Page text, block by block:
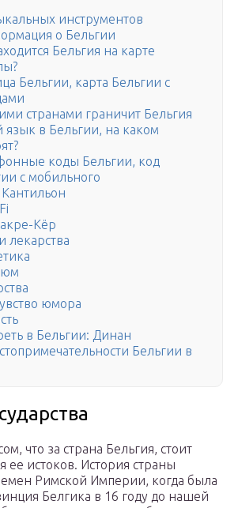
инструментов
о Бельгии
Бельгия на карте
Бельгии, карта Бельгии с
странами граничит Бельгия
язык в Бельгии, на каком
коды Бельгии, код
с мобильного
Кёр
лекарства
юмора
в Бельгии: Динан
Бельгии в
что за страна Бельгия, стоит
ее истоков. История страны
Римской Империи, когда была
Белгика в 16 году до нашей